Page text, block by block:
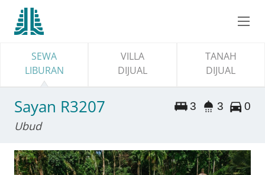
SEWA
LIBURAN
VILLA
DIJUAL
TANAH
DIJUAL
Sayan R3207
Ubud
3 3 0